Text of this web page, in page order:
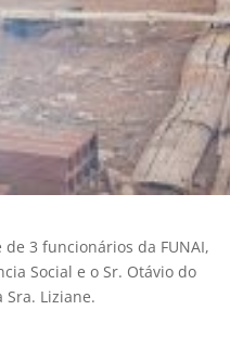
3 funcionários da FUNAI,
Social e o Sr. Otávio do
Liziane.